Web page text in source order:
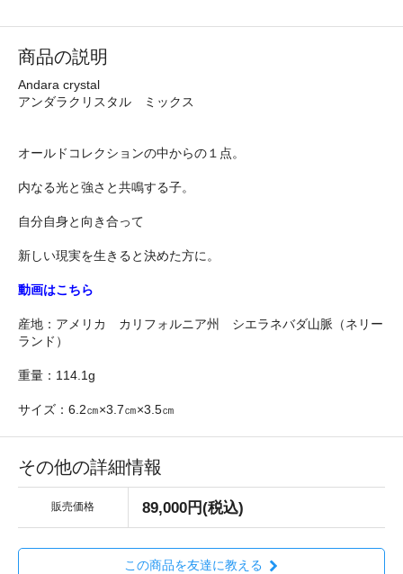
商品の説明
Andara crystal
アンダラクリスタル ミックス
オールドコレクションの中からの１点。
内なる光と強さと共鳴する子。
自分自身と向き合って
新しい現実を生きると決めた方に。
動画はこちら
産地：アメリカ カリフォルニア州 シエラネバダ山脈（ネリー
ランド）
重量：114.1g
サイズ：6.2㎝×3.7㎝×3.5㎝
その他の詳細情報
販売価格 89,000円(税込)
この商品を友達に教える